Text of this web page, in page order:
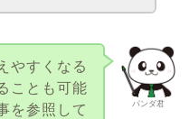
パンダ君
やすくなる
ことも可能
を参照して